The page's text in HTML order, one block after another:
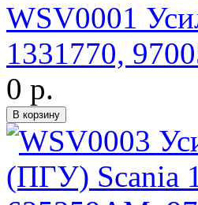
WSV0001
1331770,
0 р.